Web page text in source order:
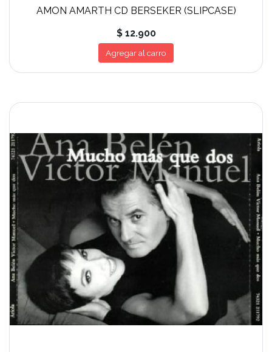
AMON AMARTH CD BERSEKER (SLIPCASE)
$ 12.900
Agregar al carro